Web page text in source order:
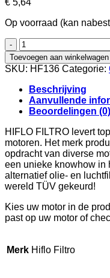
€ 5,64
Op voorraad (kan
HIFLO
Oliefilter
HF136
aantal
Toevoegen aan winkelwagen
SKU: HF136 Categorie:
Beschrijving
Aanvullende
Beoordelingen (0)
HIFLO FILTRO levert
motoren. Het merk
opdracht van diverse
een unieke knowhow in
alternatief olie- en
wereld TÜV gekeurd!
Kies uw motor in de
past op uw motor of
Merk Hiflo Filtro